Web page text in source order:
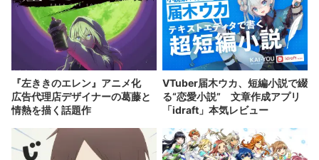
『左ききのエレン』アニメ化
広告代理店デザイナーの葛藤と
情熱を描く話題作
VTuber届木ウカ、短編小説で綴
る“恋愛小説” 文章作成アプリ
「idraft」本気レビュー